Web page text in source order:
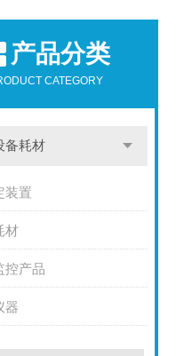
产品分类
CATEGORY
备耗材
装置
材
控产品
器